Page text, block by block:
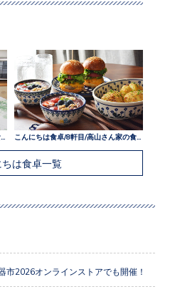
こんにちは食卓/9軒目/本橋さん家の食卓
ちは食卓一覧
市2026オンラインストアでも開催！